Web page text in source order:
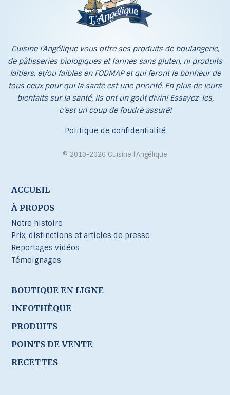
Cuisine l’Angélique vous offre ses produits de boulangerie,
de pâtisseries biologiques et farines sans gluten, ni produits
laitiers, et/ou faibles en FODMAP et qui feront le bonheur de
tous ceux pour qui la santé est une priorité. En plus de leurs
bienfaits sur la santé, ils ont un goût divin! Essayez-les,
c'est un coup de foudre assuré!
Politique de confidentialité
© 2010-2026 Cuisine l’Angélique
ACCUEIL
À PROPOS
Notre histoire
Prix, distinctions et articles de presse
Reportages vidéos
Témoignages
BOUTIQUE EN LIGNE
INFOTHÈQUE
PRODUITS
POINTS DE VENTE
RECETTES